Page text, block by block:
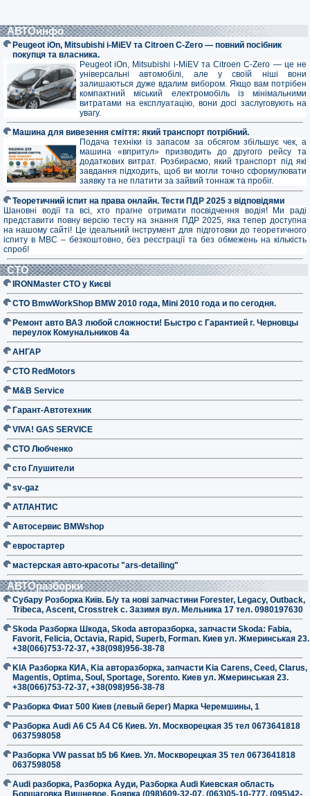
АВТОинфо
Peugeot iOn, Mitsubishi i-MiEV та Citroen C-Zero — повний посібник
покупця та власника.
Peugeot iOn, Mitsubishi i-MiEV та Citroen C-Zero — це не
універсальні автомобілі, але у своїй ніші вони
залишаються дуже вдалим вибором. Якщо вам потрібен
компактний міський електромобіль із мінімальними
витратами на експлуатацію, вони досі заслуговують на
увагу.
Машина для вивезення сміття: який транспорт потрібний.
Подача техніки із запасом за обсягом збільшує чек, а
машина «впритул» призводить до другого рейсу та
додаткових витрат. Розбираємо, який транспорт під які
завдання підходить, щоб ви могли точно сформулювати
заявку та не платити за зайвий тоннаж та пробіг.
Теоретичний іспит на права онлайн. Тести ПДР 2025 з відповідями
Шановні водії та всі, хто прагне отримати посвідчення водія! Ми раді
представити повну версію тесту на знання ПДР 2025, яка тепер доступна
на нашому сайті! Це ідеальний інструмент для підготовки до теоретичного
іспиту в МВС – безкоштовно, без реєстрації та без обмежень на кількість
спроб!
СТО
IRONMaster СТО у Києві
СТО BmwWorkShop BMW 2010 года, Mini 2010 года и по сегодня.
Ремонт авто ВАЗ любой сложности! Быстро с Гарантией г. Черновцы
переулок Комунальников 4а
АНГАР
СТО RedMotors
M&B Service
Гарант-Автотехник
VIVA! GAS SERVICE
СТО Любченко
сто Глушители
sv-gaz
АТЛАНТИС
Автосервис BMWshop
евростартер
мастерская авто-красоты "ars-detailing"
АВТОразборки
Субару Розборка Київ. Б/у та нові запчастини Forester, Legacy, Outback,
Tribeca, Ascent, Crosstrek с. Зазимя вул. Мельника 17 тел. 0980197630
Skoda Разборка Шкода, Skoda авторазборка, запчасти Skoda: Fabia,
Favorit, Felicia, Octavia, Rapid, Superb, Forman. Киев ул. Жмеринськая 23.
+38(066)753-72-37, +38(098)956-38-78
KIA Разборка КИА, Kia авторазборка, запчасти Kia Carens, Ceed, Clarus,
Magentis, Optima, Soul, Sportage, Sorento. Киев ул. Жмеринськая 23.
+38(066)753-72-37, +38(098)956-38-78
Разборка Фиат 500 Киев (левый берег) Марка Черемшины, 1
Разборка Audi A6 C5 A4 C6 Киев. Ул. Москворецкая 35 тел 0673641818
0637598058
Разборка VW passat b5 b6 Киев. Ул. Москворецкая 35 тел 0673641818
0637598058
Audi разборка, Разборка Ауди, Разборка Audi Киевская область
Борщаговка Вишневое, Боярка (098)609-32-07, (063)05-10-777, (095)42-